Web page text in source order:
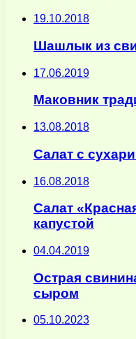
19.10.2018
Шашлык из
17.06.2019
Маковник
13.08.2018
Салат с
16.08.2018
Салат
капустой
04.04.2019
Острая
сыром
05.10.2023